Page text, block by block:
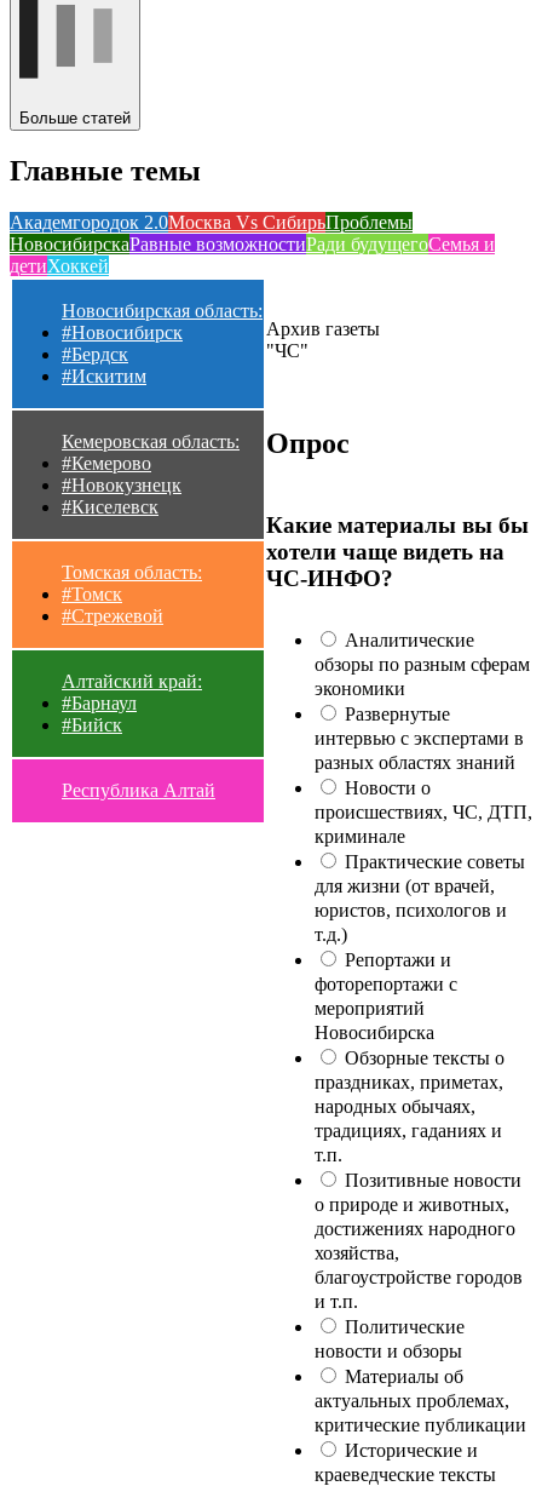
Больше статей
Главные темы
Академгородок 2.0Москва Vs СибирьПроблемы
НовосибирскаРавные возможностиРади будущегоСемья и
детиХоккей
Новосибирская область:
#Новосибирск
#Бердск
#Искитим
Кемеровская область:
#Кемерово
#Новокузнецк
#Киселевск
Томская область:
#Томск
#Стрежевой
Алтайский край:
#Барнаул
#Бийск
Республика Алтай
Архив газеты
"ЧС"
Опрос
Какие материалы вы бы
хотели чаще видеть на
ЧС-ИНФО?
Аналитические
обзоры по разным сферам
экономики
Развернутые
интервью с экспертами в
разных областях знаний
Новости о
происшествиях, ЧС, ДТП,
криминале
Практические советы
для жизни (от врачей,
юристов, психологов и
т.д.)
Репортажи и
фоторепортажи с
мероприятий
Новосибирска
Обзорные тексты о
праздниках, приметах,
народных обычаях,
традициях, гаданиях и
т.п.
Позитивные новости
о природе и животных,
достижениях народного
хозяйства,
благоустройстве городов
и т.п.
Политические
новости и обзоры
Материалы об
актуальных проблемах,
критические публикации
Исторические и
краеведческие тексты